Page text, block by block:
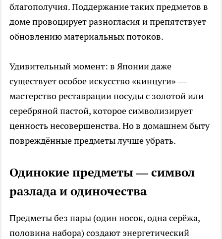
благополучия. Поддержание таких предметов в
доме провоцирует разногласия и препятствует
обновлению материальных потоков.
Удивительный момент: в Японии даже
существует особое искусство «кинцуги» —
мастерство реставрации посуды с золотой или
серебряной пастой, которое символизирует
ценность несовершенства. Но в домашнем быту
повреждённые предметы лучше убрать.
Одинокие предметы — символ
разлада и одиночества
Предметы без пары (один носок, одна серёжа,
половина набора) создают энергетический